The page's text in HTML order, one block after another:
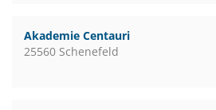
Akademie Centauri
25560 Schenefeld